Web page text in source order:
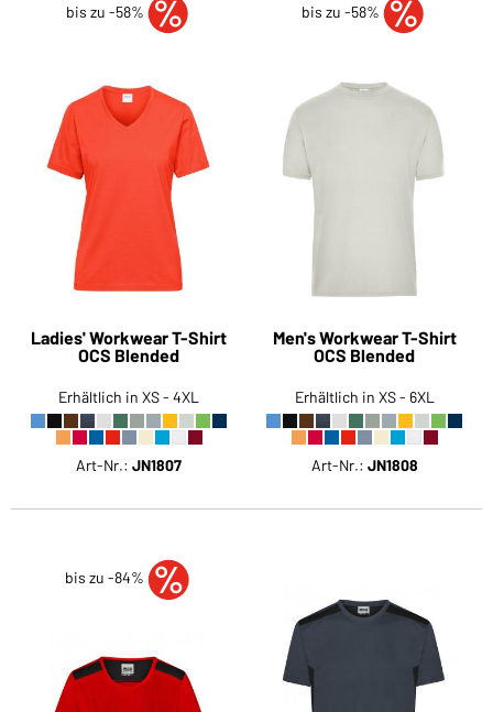
bis zu -58%
Ladies' Workwear T-Shirt
OCS Blended
Erhältlich in XS - 4XL
Art-Nr.: JN1807
bis zu -58%
Men's Workwear T-Shirt
OCS Blended
Erhältlich in XS - 6XL
Art-Nr.: JN1808
bis zu -84%